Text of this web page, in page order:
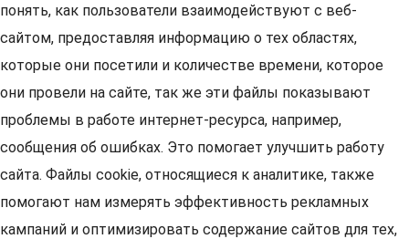
понять, как пользователи взаимодействуют с веб-
сайтом, предоставляя информацию о тех областях,
которые они посетили и количестве времени, которое
они провели на сайте, так же эти файлы показывают
проблемы в работе интернет-ресурса, например,
сообщения об ошибках. Это помогает улучшить работу
сайта. Файлы cookie, относящиеся к аналитике, также
помогают нам измерять эффективность рекламных
кампаний и оптимизировать содержание сайтов для тех,